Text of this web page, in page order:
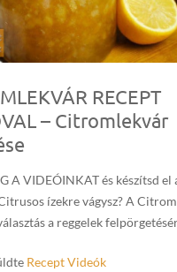
RECEPT
– Citromlekvár
A VIDEÓINKAT és készítsd el
ízekre vágysz? A
a reggelek
Recept Videók